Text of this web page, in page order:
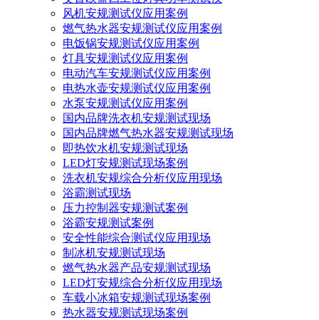
风机安规测试仪应用案例
燃气热水器安规测试仪应用案例
电饭锅安规测试仪应用案例
灯具安规测试仪应用案例
电动汽车安规测试仪应用案例
电热水壶安规测试仪应用案例
水泵安规测试仪应用案例
国内品牌洗衣机安规测试现场
国内品牌燃气热水器安规测试现场
即热饮水机安规测试现场
LED灯安规测试现场案例
洗衣机安规综合分析仪应用现场
浴霸测试现场
压力控制器安规测试案例
浴霸安规测试案例
安全性能综合测试仪应用现场
制冰机安规测试现场
燃气热水器产品安规测试现场
LED灯安规综合分析仪应用现场
车载小冰箱安规测试现场案例
热水器安规测试现场案例